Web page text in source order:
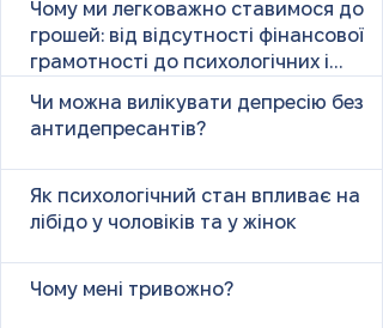
Чому ми легковажно ставимося до
грошей: від відсутності фінансової
грамотності до психологічних і
Чи можна вилікувати депресію без
антидепресантів?
Як психологічний стан впливає на
лібідо у чоловіків та у жінок
Чому мені тривожно?